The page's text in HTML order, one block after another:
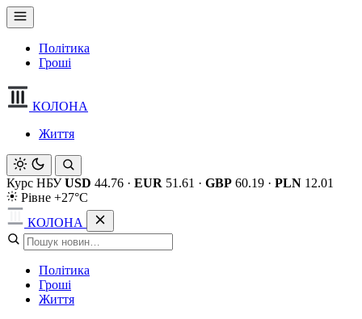
Політика
Гроші
КОЛОНА
Життя
Курс НБУ USD 44.76 · EUR 51.61 · GBP 60.19 · PLN 12.01
Рівне +27°C
КОЛОНА
Політика
Гроші
Життя